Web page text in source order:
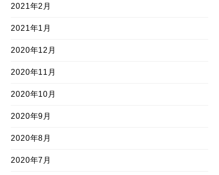
2021年2月
2021年1月
2020年12月
2020年11月
2020年10月
2020年9月
2020年8月
2020年7月